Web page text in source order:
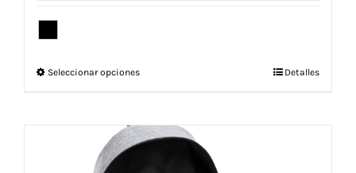
Seleccionar opcionesEste
múltiples
variantes.
Detalles